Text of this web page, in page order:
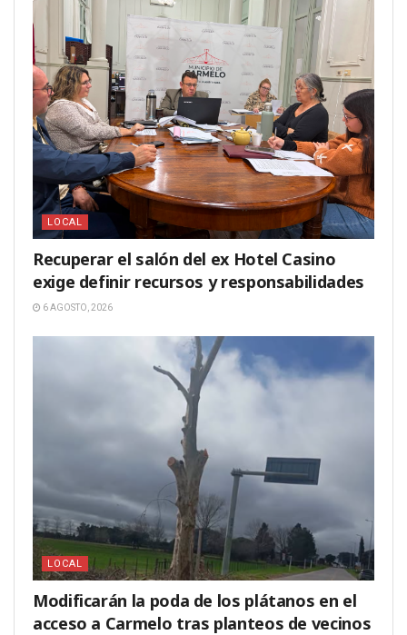
LOCAL
Recuperar el salón del ex Hotel Casino
exige definir recursos y responsabilidades
6 AGOSTO, 2026
LOCAL
Modificarán la poda de los plátanos en el
acceso a Carmelo tras planteos de vecinos